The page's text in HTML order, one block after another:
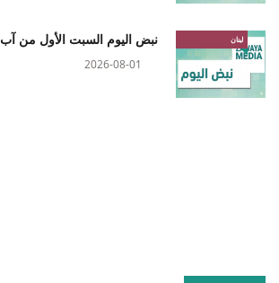
لبنان نبض اليوم السبت الأول من آب
2026-08-01